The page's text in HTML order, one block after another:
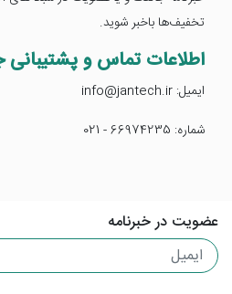
تخفیف‌ها باخبر شوید.
اطلاعات تماس و
ایمیل: info@jantech.ir
شماره: 66974235 - 021
عضویت در خبرنامه